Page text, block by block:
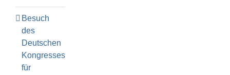
Besuch
des
Deutschen
Kongresses
für